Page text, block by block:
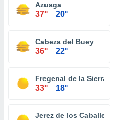
Azuaga
37° 20°
Cabeza del Buey
36° 22°
Fregenal de la Sierra
33° 18°
Jerez de los Caballeros